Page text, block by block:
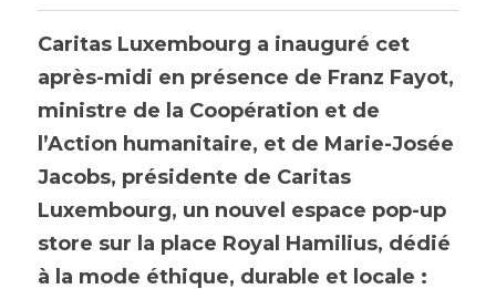
Caritas Luxembourg a inauguré cet
après-midi en présence de Franz Fayot,
ministre de la Coopération et de
l’Action humanitaire, et de Marie-Josée
Jacobs, présidente de Caritas
Luxembourg, un nouvel espace pop-up
store sur la place Royal Hamilius, dédié